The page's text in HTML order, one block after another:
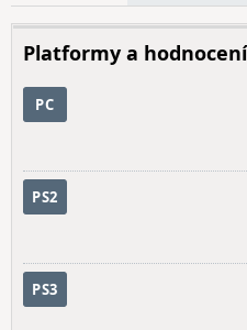
Platformy a hodnocení
PC
PS2
PS3